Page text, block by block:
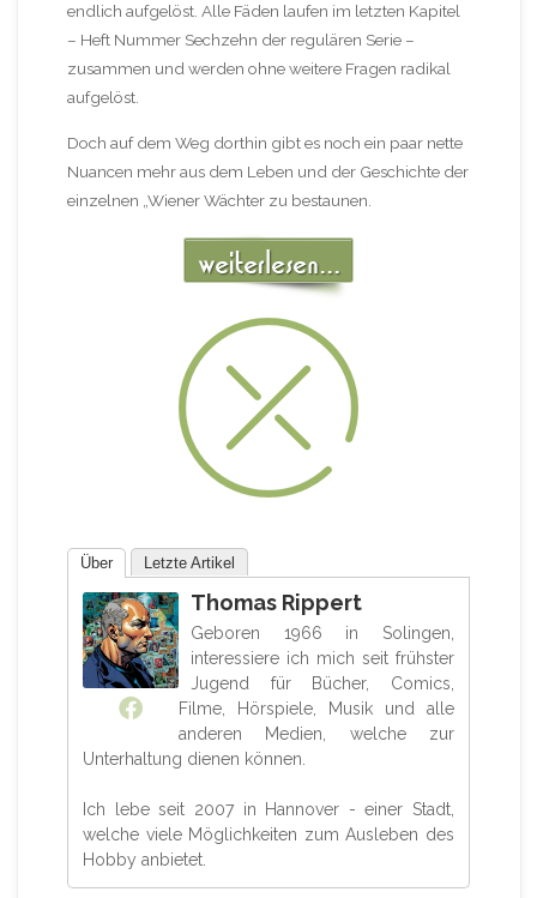
endlich aufgelöst. Alle Fäden laufen im letzten Kapitel
– Heft Nummer Sechzehn der regulären Serie –
zusammen und werden ohne weitere Fragen radikal
aufgelöst.
Doch auf dem Weg dorthin gibt es noch ein paar nette
Nuancen mehr aus dem Leben und der Geschichte der
einzelnen „Wiener Wächter zu bestaunen.
Über Letzte Artikel
Thomas Rippert
Geboren 1966 in Solingen,
interessiere ich mich seit frühster
Jugend für Bücher, Comics,
Filme, Hörspiele, Musik und alle
anderen Medien, welche zur
Unterhaltung dienen können.
Ich lebe seit 2007 in Hannover - einer Stadt,
welche viele Möglichkeiten zum Ausleben des
Hobby anbietet.